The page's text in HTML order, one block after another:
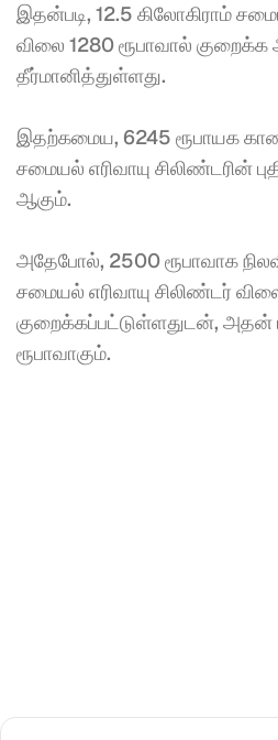
இதன்படி, 12.5 கிலோகிராம்
விலை 1280 ரூபாவால்
தீர்மானித்துள்ளது.
இதற்கமைய, 6245 ரூபாயக
சமையல் எரிவாயு சிலிண்டரின்
ஆகும்.
அதேபோல், 2500 ரூபாவாக
சமையல் எரிவாயு சிலிண்டர்
குறைக்கப்பட்டுள்ளதுடன், அதன்
ரூபாவாகும்.